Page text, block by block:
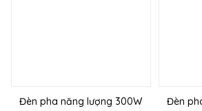
Đèn pha năng lượng 300W
Đèn